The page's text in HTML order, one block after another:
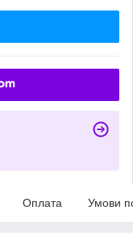
Оплата Умови